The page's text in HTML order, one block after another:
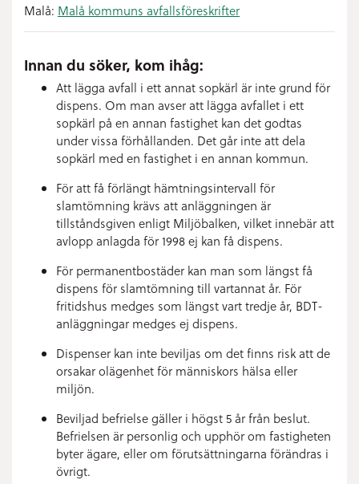
Malå: Malå kommuns avfallsföreskrifter
Innan du söker, kom ihåg:
Att lägga avfall i ett annat sopkärl är inte grund för
dispens. Om man avser att lägga avfallet i ett
sopkärl på en annan fastighet kan det godtas
under vissa förhållanden. Det går inte att dela
sopkärl med en fastighet i en annan kommun.
För att få förlängt hämtningsintervall för
slamtömning krävs att anläggningen är
tillståndsgiven enligt Miljöbalken, vilket innebär att
avlopp anlagda för 1998 ej kan få dispens.
För permanentbostäder kan man som längst få
dispens för slamtömning till vartannat år. För
fritidshus medges som längst vart tredje år, BDT-
anläggningar medges ej dispens.
Dispenser kan inte beviljas om det finns risk att de
orsakar olägenhet för människors hälsa eller
miljön.
Beviljad befrielse gäller i högst 5 år från beslut.
Befrielsen är personlig och upphör om fastigheten
byter ägare, eller om förutsättningarna förändras i
övrigt.